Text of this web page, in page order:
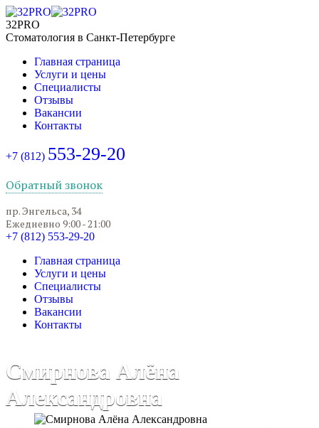
32PRO
Стоматология в Санкт-Петербурге
Главная страница
Услуги и цены
Специалисты
Отзывы
Вакансии
Контакты
+7 (812) 553-29-20
Обратный звонок
пр. Энгельса, 34
Ежедневно 9:00 - 21:00
+7 (812) 553-29-20
Главная страница
Услуги и цены
Специалисты
Отзывы
Вакансии
Контакты
Смирнова Алёна
Александровна